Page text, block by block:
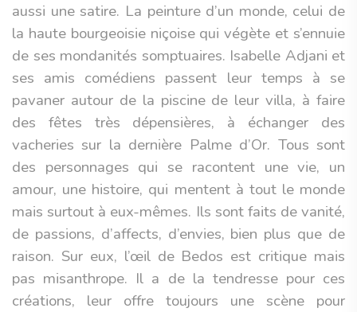
aussi une satire. La peinture d’un monde, celui de
la haute bourgeoisie niçoise qui végète et s’ennuie
de ses mondanités somptuaires. Isabelle Adjani et
ses amis comédiens passent leur temps à se
pavaner autour de la piscine de leur villa, à faire
des fêtes très dépensières, à échanger des
vacheries sur la dernière Palme d’Or. Tous sont
des personnages qui se racontent une vie, un
amour, une histoire, qui mentent à tout le monde
mais surtout à eux-mêmes. Ils sont faits de vanité,
de passions, d’affects, d’envies, bien plus que de
raison. Sur eux, l’œil de Bedos est critique mais
pas misanthrope. Il a de la tendresse pour ces
créations, leur offre toujours une scène pour